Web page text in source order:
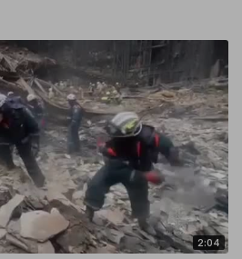
2:04